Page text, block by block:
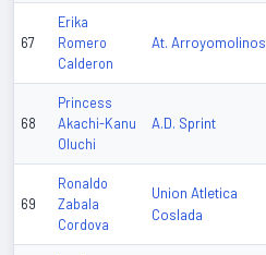
67
Erika
Romero
Calderon
At. Arroyomolinos
68
Princess
Akachi-Kanu
Oluchi
A.D. Sprint
69
Ronaldo
Zabala
Cordova
Union Atletica
Coslada